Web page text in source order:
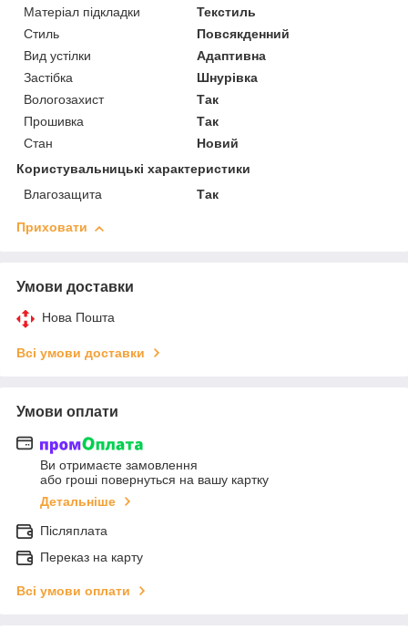
Матеріал підкладки
Текстиль
Стиль
Повсякденний
Вид устілки
Адаптивна
Застібка
Шнурівка
Вологозахист
Так
Прошивка
Так
Стан
Новий
Користувальницькі характеристики
Влагозащита
Так
Приховати
Умови доставки
Нова Пошта
Всі умови доставки
Умови оплати
Ви отримаєте замовлення
або гроші повернуться на вашу картку
Детальніше
Післяплата
Переказ на карту
Всі умови оплати